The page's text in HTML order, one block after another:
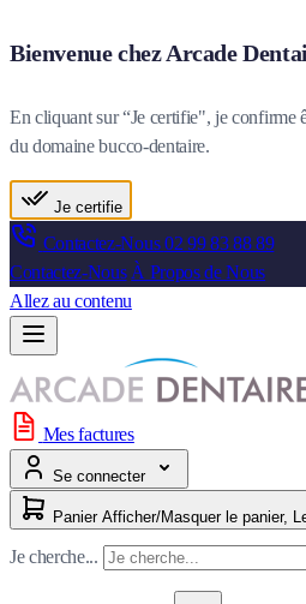
Bienvenue chez Arcade
En cliquant sur “Je certifie", je confirme
du domaine bucco-dentaire.
Je certifie
Contactez-Nous02 99 83 88 89
Contactez-Nous À Propos de Nous
Allez au contenu
Mes factures
Se connecter
Panier
Je cherche...